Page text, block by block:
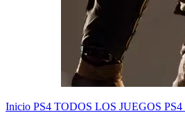
Inicio PS4 TODOS LOS JUEGOS PS4